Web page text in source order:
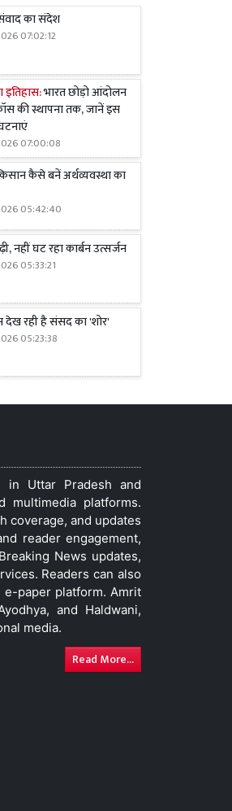
का संदेश
07:02:12
इतिहास:भारत छोड़ो आंदोलन
की स्थापना तक, जानें इस
07:00:08
कैसे बनें अर्थव्यवस्था का
05:42:40
नहीं घट रहा कार्बन उत्सर्जन
05:33:21
देख रही है संसद का 'शोर'
05:23:38
Uttar Pradesh and
multimedia platforms.
coverage, and updates
reader engagement,
News updates,
Readers can also
paper platform. Amrit
and Haldwani,
media.
Read More...